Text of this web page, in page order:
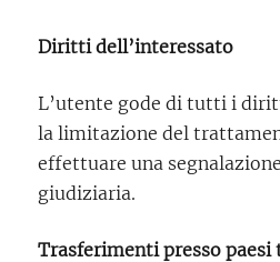
Diritti dell’interessato
L’utente gode di tutti i
la limitazione del
effettuare una
giudiziaria.
Trasferimenti presso paesi